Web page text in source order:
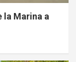
la Marina a